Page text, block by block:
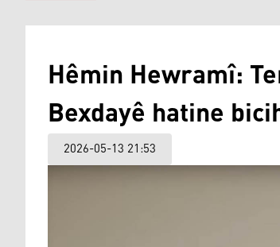
Hêmin Hewramî:
Bexdayê hatine
2026-05-13 21:53